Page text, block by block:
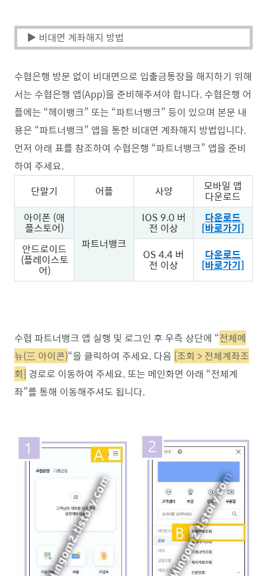
▶ 비대면 계좌해지 방법
수협은행 방문 없이 비대면으로 입출금통장을 해지하기 위해
서는 수협은행 앱(App)을 준비해주셔야 합니다. 수협은행 어
플에는 “헤이뱅크” 또는 “파트너뱅크” 등이 있으며 본문 내
용은 “파트너뱅크” 앱을 통한 비대면 계좌해지 방법입니다.
먼저 아래 표를 참조하여 수협은행 “파트너뱅크” 앱을 준비
하여 주세요.
단말기
어플 사양 모바일 앱
다운로드
아이폰 (애
플스토어)
파트너뱅크
IOS 9.0 버
전 이상
다운로드
[바로가기]
안드로이드
(플레이스토
어)
OS 4.4 버
전 이상
다운로드
[바로가기]
수협 파트너뱅크 앱 실행 및 로그인 후 우측 상단에 “전체메
뉴(三 아이콘)“을 클릭하여 주세요. 다음 [조회 > 전체계좌조
회] 경로로 이동하여 주세요. 또는 메인화면 아래 “전체계
좌”를 통해 이동해주셔도 됩니다.